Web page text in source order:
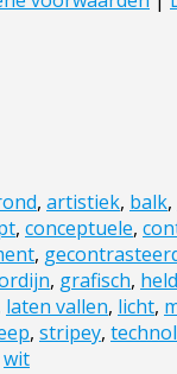
, artistiek, balk,
, conceptuele,
,
, grafisch,
laten vallen, licht,
, stripey,
wit